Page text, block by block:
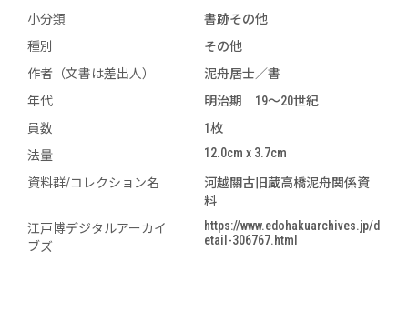
小分類
書跡その他
種別
その他
作者（文書は差出人）
泥舟居士／書
年代
明治期 19～20世紀
員数
1枚
法量
12.0cm x 3.7cm
資料群/コレクション名
河越關古旧蔵高橋泥舟関係資
料
江戸博デジタルアーカイ
ブズ
https://www.edohakuarchives.jp/d
etail-306767.html